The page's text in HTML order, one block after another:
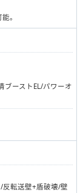
。
ブーストEL/パワーオ
反転送壁+盾破壊/壁